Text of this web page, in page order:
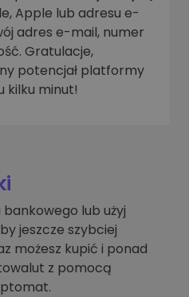
Apple lub adresu e-
adres e-mail, numer
Gratulacje,
potencjał platformy
kilku minut!
lub użyj
jeszcze szybciej
możesz kupić i ponad
z pomocą